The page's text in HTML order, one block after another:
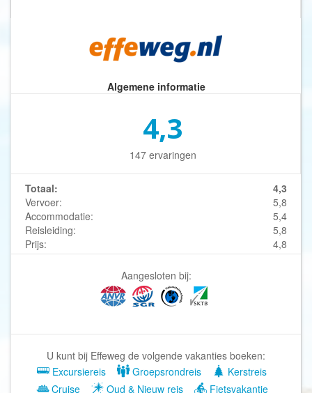
Algemene informatie
4,3
147 ervaringen
Totaal:
4,3
Vervoer:
5,8
Accommodatie:
5,4
Reisleiding:
5,8
Prijs:
4,8
Aangesloten bij:
U kunt bij Effeweg de volgende vakanties boeken:
Excursiereis
Groepsrondreis
Kerstreis
Cruise
Oud & Nieuw reis
Fietsvakantie